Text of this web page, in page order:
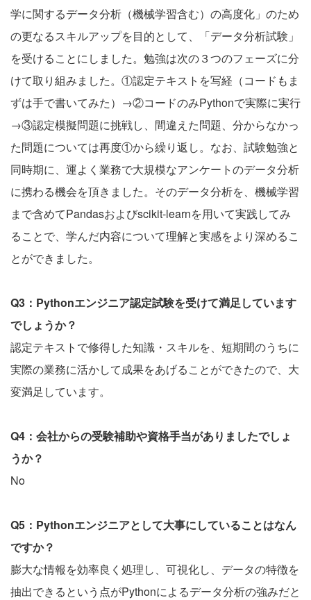
学に関するデータ分析（機械学習含む）の高度化」のため
の更なるスキルアップを目的として、「データ分析試験」
を受けることにしました。勉強は次の３つのフェーズに分
けて取り組みました。①認定テキストを写経（コードもま
ずは手で書いてみた）→②コードのみPythonで実際に実行
→③認定模擬問題に挑戦し、間違えた問題、分からなかっ
た問題については再度①から繰り返し。なお、試験勉強と
同時期に、運よく業務で大規模なアンケートのデータ分析
に携わる機会を頂きました。そのデータ分析を、機械学習
まで含めてPandasおよびscikit-learnを用いて実践してみ
ることで、学んだ内容について理解と実感をより深めるこ
とができました。
Q3：Pythonエンジニア認定試験を受けて満足しています
でしょうか？
認定テキストで修得した知識・スキルを、短期間のうちに
実際の業務に活かして成果をあげることができたので、大
変満足しています。
Q4：会社からの受験補助や資格手当がありましたでしょ
うか？
No
Q5：Pythonエンジニアとして大事にしていることはなん
ですか？
膨大な情報を効率良く処理し、可視化し、データの特徴を
抽出できるという点がPythonによるデータ分析の強みだと